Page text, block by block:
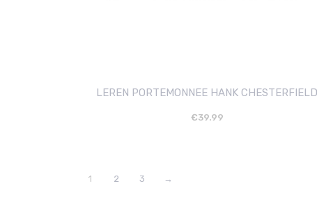
LEREN PORTEMONNEE HANK CHESTERFIELD
€39.99
1 2 3 →